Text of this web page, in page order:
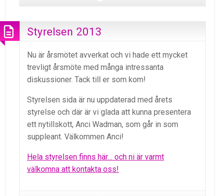
Styrelsen 2013
Nu är årsmötet avverkat och vi hade ett mycket
trevligt årsmöte med många intressanta
diskussioner. Tack till er som kom!
Styrelsen sida är nu uppdaterad med årets
styrelse och där är vi glada att kunna presentera
ett nytillskott, Anci Wadman, som går in som
suppleant. Välkommen Anci!
Hela styrelsen finns här… och ni är varmt
välkomna att kontakta oss!